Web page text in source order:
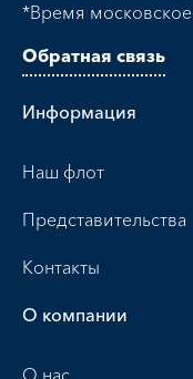
*Время московское
Обратная связь
Информация
Наш флот
Представительства
Контакты
О компании